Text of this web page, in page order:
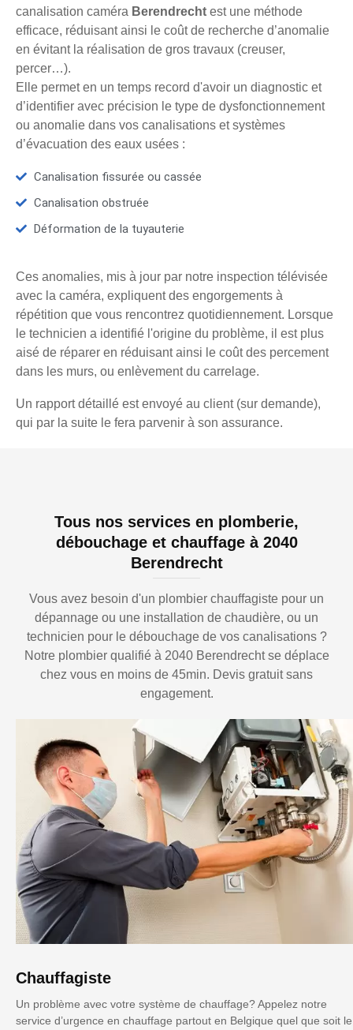
canalisation caméra Berendrecht est une méthode
efficace, réduisant ainsi le coût de recherche d’anomalie
en évitant la réalisation de gros travaux (creuser,
percer…).
Elle permet en un temps record d'avoir un diagnostic et
d’identifier avec précision le type de dysfonctionnement
ou anomalie dans vos canalisations et systèmes
d’évacuation des eaux usées :
Canalisation fissurée ou cassée
Canalisation obstruée
Déformation de la tuyauterie
Ces anomalies, mis à jour par notre inspection télévisée
avec la caméra, expliquent des engorgements à
répétition que vous rencontrez quotidiennement. Lorsque
le technicien a identifié l'origine du problème, il est plus
aisé de réparer en réduisant ainsi le coût des percement
dans les murs, ou enlèvement du carrelage.
Un rapport détaillé est envoyé au client (sur demande),
qui par la suite le fera parvenir à son assurance.
Tous nos services en plomberie,
débouchage et chauffage à 2040
Berendrecht
Vous avez besoin d'un plombier chauffagiste pour un
dépannage ou une installation de chaudière, ou un
technicien pour le débouchage de vos canalisations ?
Notre plombier qualifié à 2040 Berendrecht se déplace
chez vous en moins de 45min. Devis gratuit sans
engagement.
Chauffagiste
Un problème avec votre système de chauffage? Appelez notre
service d’urgence en chauffage partout en Belgique quel que soit le